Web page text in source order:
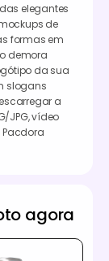
elegantes
de
formas em
demora
da sua
slogans
a
JPG, vídeo
Pacdora
agora